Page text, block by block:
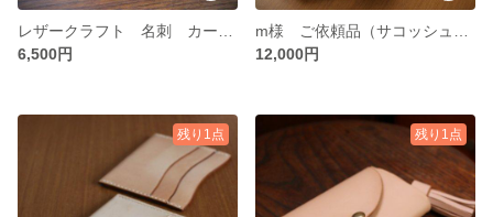
6,500円
12,000円
残り1点 残り1点